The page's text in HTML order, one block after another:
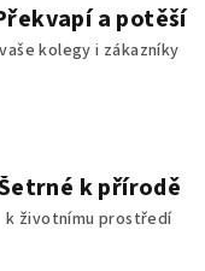
a potěší
vaše kolegy i zákazníky
k přírodě
k životnímu prostředí